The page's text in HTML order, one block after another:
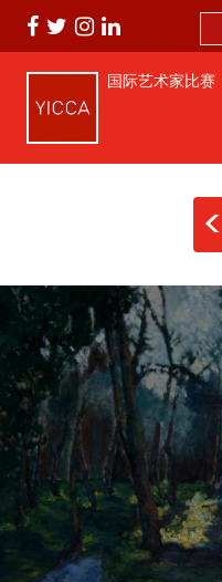
国际艺术家比赛
<